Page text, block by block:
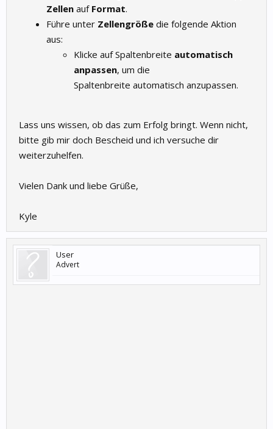
Zellen auf Format.
Führe unter Zellengröße die folgende Aktion
aus:
Klicke auf Spaltenbreite automatisch
anpassen, um die
Spaltenbreite automatisch anzupassen.
Lass uns wissen, ob das zum Erfolg bringt. Wenn nicht,
bitte gib mir doch Bescheid und ich versuche dir
weiterzuhelfen.
Vielen Dank und liebe Grüße,
Kyle
User
Advert